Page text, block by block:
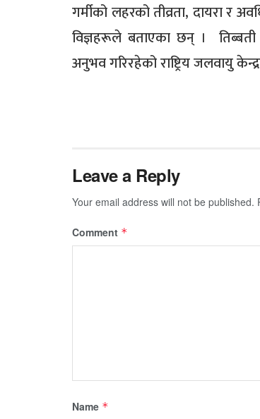
गर्मीको लहरको तीव्रता, दायरा र
विज्ञहरूले बताएका छन् ।
अनुभव गरिरहेको राष्ट्रिय जलवायु
Leave a Reply
Your email address will not be published.
Comment *
Name *